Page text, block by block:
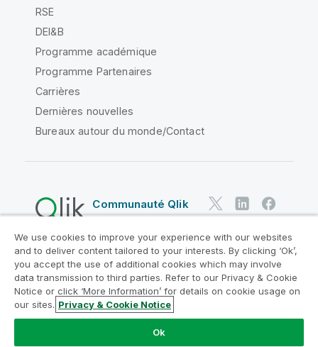
RSE
DEI&B
Programme académique
Programme Partenaires
Carrières
Dernières nouvelles
Bureaux autour du monde/Contact
Communauté Qlik
Contrats juridiques
Conditions d'utilisation des produits
Legal Policies
Conditions légales
Conditions d'utilisation
Marques
Do Not Share My Info
Copyright © 1993-2026 QlikTech International AB. Tous
We use cookies to improve your experience with our websites
and to deliver content tailored to your interests. By clicking ‘Ok’,
you accept the use of additional cookies which may involve
data transmission to third parties. Refer to our Privacy & Cookie
Notice or click ‘More Information’ for details on cookie usage on
our sites. Privacy & Cookie Notice
Ok